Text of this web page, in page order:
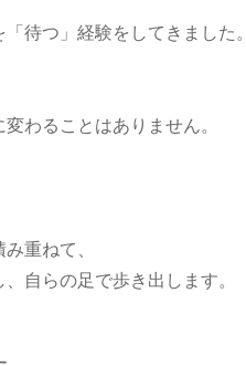
待つ」経験をしてきました。
わることはありません。
重ねて、
自らの足で歩き出します。